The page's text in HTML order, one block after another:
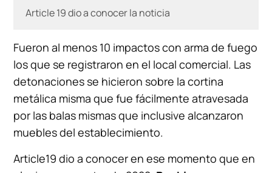
Article 19 dio a conocer la noticia
Fueron al menos 10 impactos con arma de fuego
los que se registraron en el local comercial. Las
detonaciones se hicieron sobre la cortina
metálica misma que fue fácilmente atravesada
por las balas mismas que inclusive alcanzaron
muebles del establecimiento.
Article19 dio a conocer en ese momento que en